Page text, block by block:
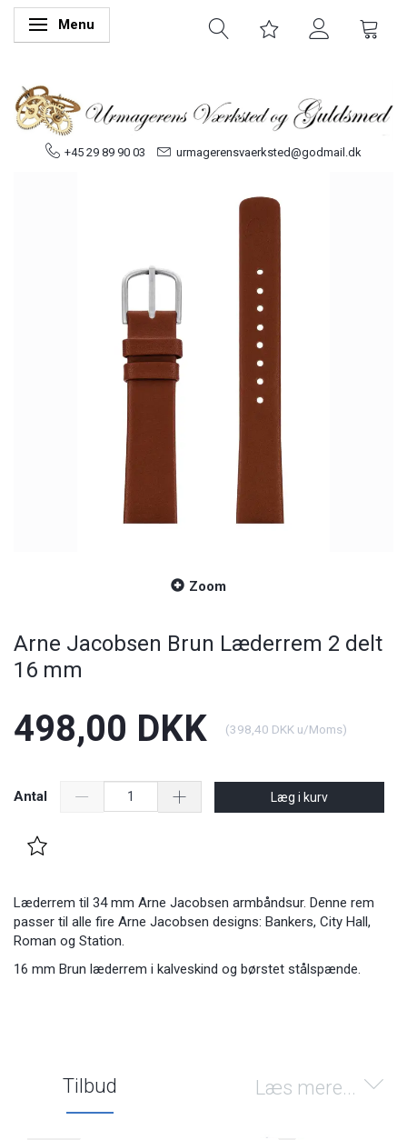
Skifte navigation
Menu
+45 29 89 90 03 urmagerensvaerksted@godmail.dk
Zoom
Arne Jacobsen Brun Læderrem 2 delt
16 mm
498,00 DKK (398,40 DKK u/Moms)
Antal Læg i kurv
Læderrem til 34 mm Arne Jacobsen armbåndsur. Denne rem
passer til alle fire Arne Jacobsen designs: Bankers, City Hall,
Roman og Station.
16 mm Brun læderrem i kalveskind og børstet stålspænde.
Læs mere...
Tilbud